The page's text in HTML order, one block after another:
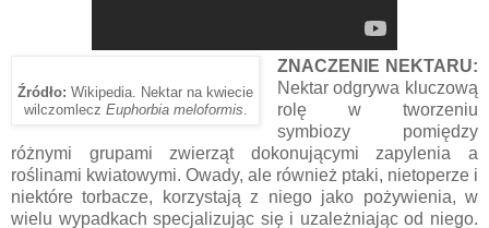
Źródło: Wikipedia. Nektar na kwiecie
wilczomlecz Euphorbia meloformis
ZNACZENIE NEKTARU:
Nektar odgrywa kluczową
rolę w tworzeniu
symbiozy pomiędzy
różnymi grupami zwierząt dokonującymi zapylenia a
roślinami kwiatowymi. Owady, ale również ptaki, nietoperze i
niektóre torbacze, korzystają z niego jako pożywienia, w
wielu wypadkach specjalizując się i uzależniając od niego.